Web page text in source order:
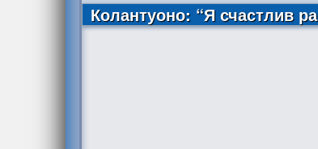
Колантуоно: “Я счастлив